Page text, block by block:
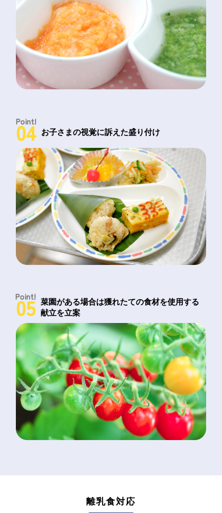
Point!
04 お子さまの視覚に訴えた盛り付け
Point!
05 菜園がある場合は獲れたての食材を使用する
献立を立案
離乳食対応